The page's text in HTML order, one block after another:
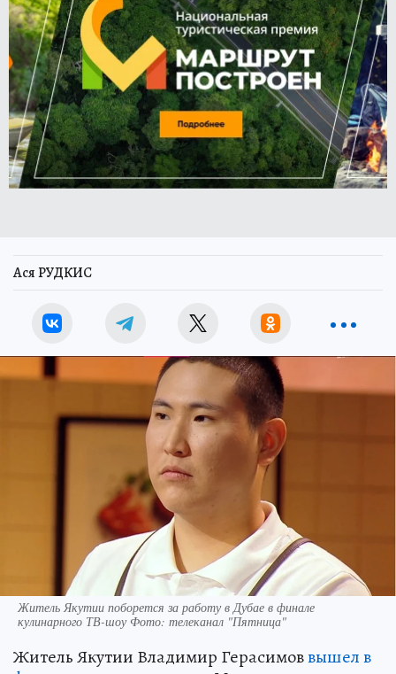
Ася РУДКИС
Житель Якутии поборется за работу в Дубае в финале
кулинарного ТВ-шоу Фото: телеканал "Пятница"
Житель Якутии Владимир Герасимоввышел в